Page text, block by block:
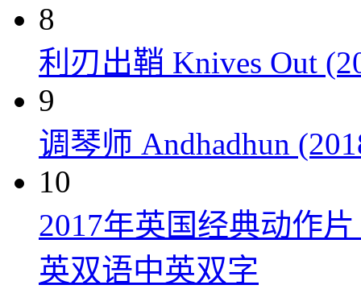
8
利刃出鞘 Knives Out
9
调琴师 Andhadhun
10
2017年英国经典动作
英双语中英双字